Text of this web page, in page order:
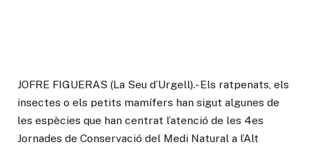
JOFRE FIGUERAS (La Seu d’Urgell).- Els ratpenats, els
insectes o els petits mamífers han sigut algunes de
les espècies que han centrat l’atenció de les 4es
Jornades de Conservació del Medi Natural a l’Alt